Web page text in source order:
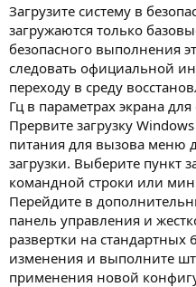
Загрузите систему в
загружаются только
безопасного выполнения
следовать официальной
переходу в среду
Гц в параметрах экрана
Прервите загрузку
питания для вызова меню
загрузки. Выберите пункт
командной строки или
Перейдите в
панель управления и
развертки на стандартных
изменения и выполните
применения новой